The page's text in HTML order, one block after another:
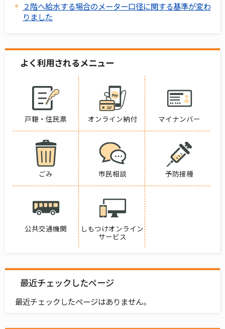
２階へ給水する場合のメーター口径に関する基準が変わ
りました
よく利用されるメニュー
戸籍・住民票 オンライン納付 マイナンバー
ごみ 市民相談 予防接種
公共交通機関
しもつけオンライン
サービス
最近チェックしたページ
最近チェックしたページはありません。